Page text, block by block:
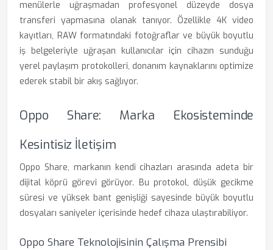
menülerle uğraşmadan profesyonel düzeyde dosya
transferi yapmasına olanak tanıyor. Özellikle 4K video
kayıtları, RAW formatındaki fotoğraflar ve büyük boyutlu
iş belgeleriyle uğraşan kullanıcılar için cihazın sunduğu
yerel paylaşım protokolleri, donanım kaynaklarını optimize
ederek stabil bir akış sağlıyor.
Oppo Share: Marka Ekosisteminde
Kesintisiz İletişim
Oppo Share, markanın kendi cihazları arasında adeta bir
dijital köprü görevi görüyor. Bu protokol, düşük gecikme
süresi ve yüksek bant genişliği sayesinde büyük boyutlu
dosyaları saniyeler içerisinde hedef cihaza ulaştırabiliyor.
Oppo Share Teknolojisinin Çalışma Prensibi